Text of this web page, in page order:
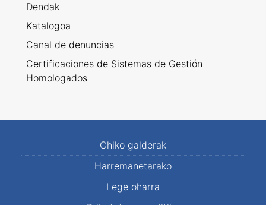
Dendak
Katalogoa
Canal de denuncias
Certificaciones de Sistemas de Gestión
Homologados
Ohiko galderak
Harremanetarako
Lege oharra